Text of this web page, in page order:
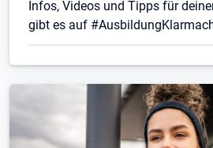
Infos, Videos und Tipps für
gibt es auf